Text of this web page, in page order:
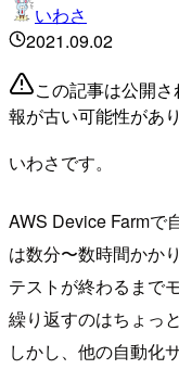
いわさ
2021.09.02
この記事は公開
報が古い可能性があ
いわさです。
AWS Device Farmで
は数分〜数時間かかり
テストが終わるまで
繰り返すのはちょっ
しかし、他の自動化